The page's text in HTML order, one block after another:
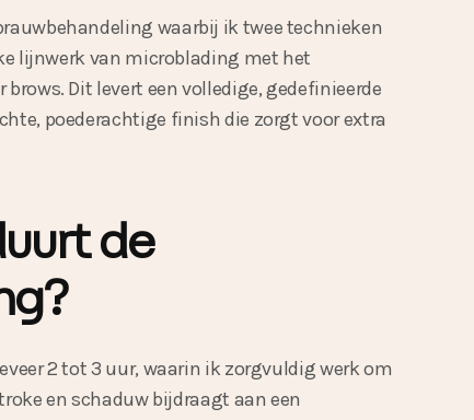
waarbij ik twee technieken
lijnwerk van microblading met het
Dit levert een volledige, gedefinieerde
poederachtige finish die zorgt voor extra
de
2 tot 3 uur, waarin ik zorgvuldig werk om
en schaduw bijdraagt aan een